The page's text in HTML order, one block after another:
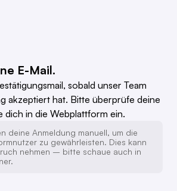
E-Mail.
sobald unser Team
akzeptiert hat. Bitte überprüfe deine
dich in die Webplattform ein.
deine Anmeldung manuell, um die
zu gewährleisten. Dies kann
nehmen – bitte schaue auch in